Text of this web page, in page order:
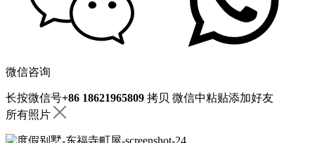
微信咨询
长按微信号+86 18621965809 拷贝 微信中粘贴添加好友
所有照片